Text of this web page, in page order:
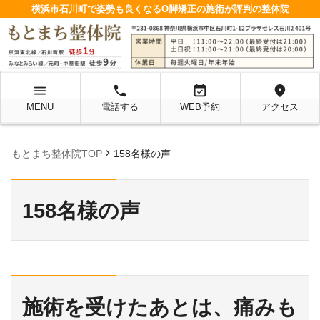
横浜市石川町で姿勢も良くなるO脚矯正の施術が評判の整体院
menu
MENU
local_phone
電話する
event_available
WEB予約
location_on
アクセス
もとまち整体院TOP chevron_right 158名様の声
158名様の声
施術を受けたあとは、痛みも